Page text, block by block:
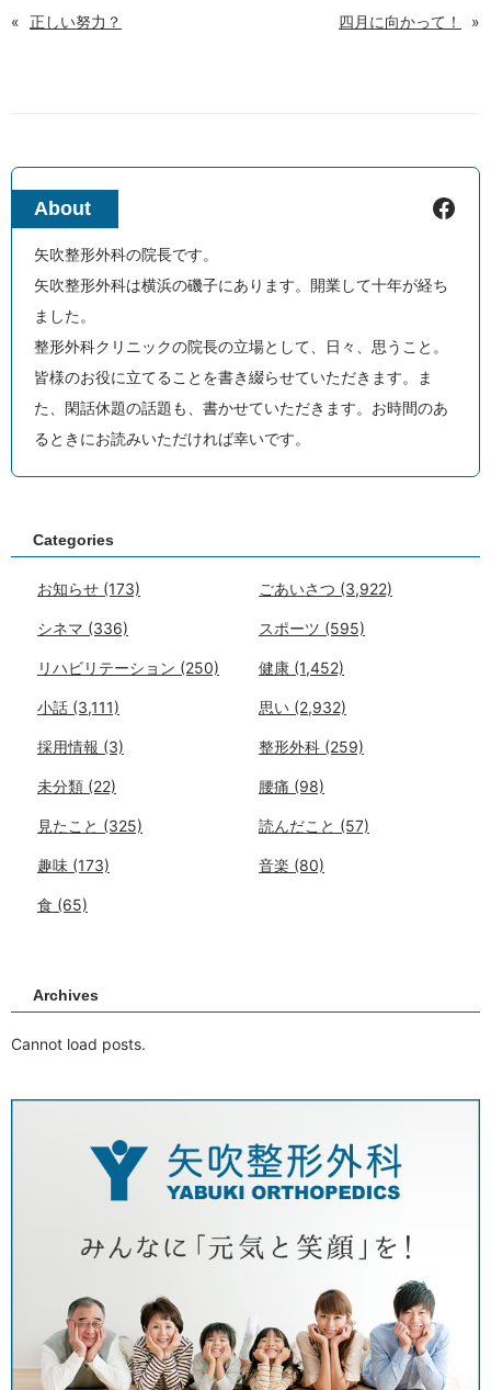
« 正しい努力？ 四月に向かって！ »
About Facebook
矢吹整形外科の院長です。
矢吹整形外科は横浜の磯子にあります。開業して十年が経ち
ました。
整形外科クリニックの院長の立場として、日々、思うこと。
皆様のお役に立てることを書き綴らせていただきます。ま
た、閑話休題の話題も、書かせていただきます。お時間のあ
るときにお読みいただければ幸いです。
Categories
お知らせ (173) ごあいさつ (3,922)
シネマ (336) スポーツ (595)
リハビリテーション (250) 健康 (1,452)
小話 (3,111) 思い (2,932)
採用情報 (3) 整形外科 (259)
未分類 (22) 腰痛 (98)
見たこと (325) 読んだこと (57)
趣味 (173) 音楽 (80)
食 (65)
Archives
Cannot load posts.